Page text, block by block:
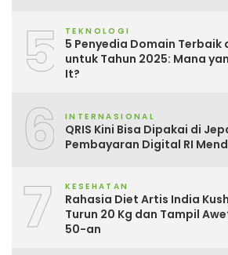
5 TEKNOLOGI
5 Penyedia Domain Terbaik
untuk Tahun 2025: Mana
It?
6 INTERNASIONAL
QRIS Kini Bisa Dipakai di
Pembayaran Digital RI
7 KESEHATAN
Rahasia Diet Artis India
Turun 20 Kg dan Tampil
50-an